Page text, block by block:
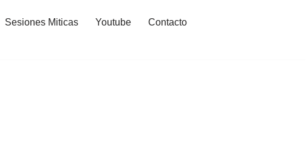
Sesiones Miticas Youtube
Contacto